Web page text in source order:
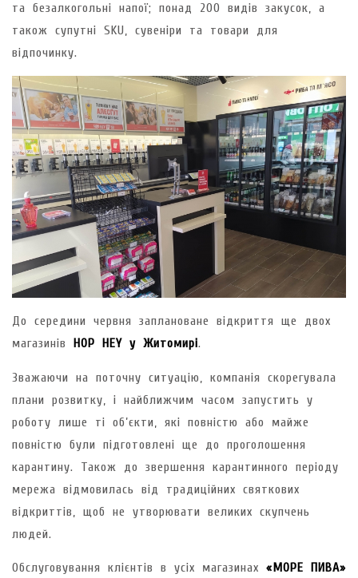
та безалкогольні напої; понад 200 видів закусок, а
також супутні SKU, сувеніри та товари для
відпочинку.
До середини червня заплановане відкриття ще двох
магазинів HOP HEY у Житомирі.
Зважаючи на поточну ситуацію, компанія скорегувала
плани розвитку, і найближчим часом запустить у
роботу лише ті об’єкти, які повністю або майже
повністю були підготовлені ще до проголошення
карантину. Також до звершення карантинного періоду
мережа відмовилась від традиційних святкових
відкриттів, щоб не утворювати великих скупчень
людей.
Обслуговування клієнтів в усіх магазинах «МОРЕ ПИВА»